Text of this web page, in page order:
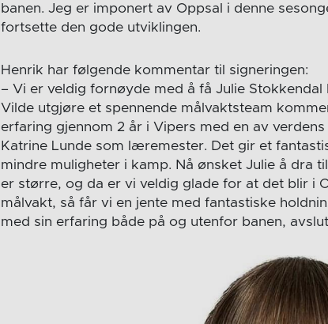
banen. Jeg er imponert av Oppsal i denne
fortsette den gode utviklingen.
Henrik har følgende kommentar til signeringen:
– Vi er veldig fornøyde med å få Julie Stokkendal
Vilde utgjøre et spennende målvaktsteam
erfaring gjennom 2 år i Vipers med en av
Katrine Lunde som læremester. Det gir et
mindre muligheter i kamp. Nå ønsket Julie å dra
er større, og da er vi veldig glade for at det blir i
målvakt, så får vi en jente med fantastiske
med sin erfaring både på og utenfor banen,